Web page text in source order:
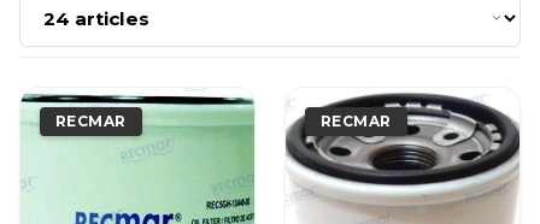
RECMAR RECMAR